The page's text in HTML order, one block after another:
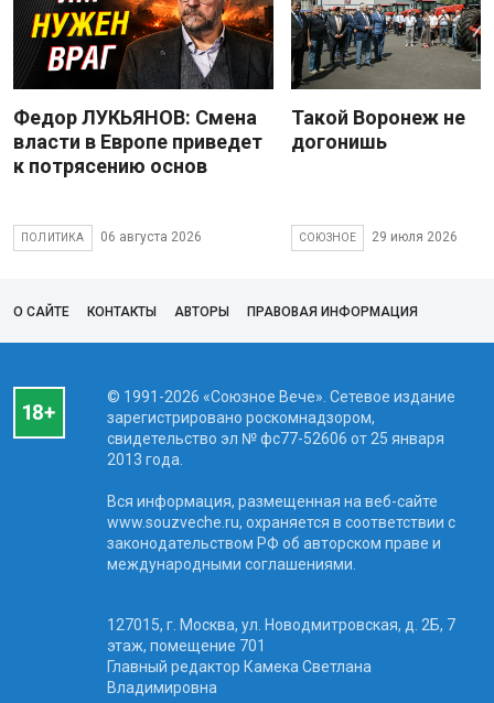
Федор ЛУКЬЯНОВ: Смена
власти в Европе приведет
к потрясению основ
ПОЛИТИКА 06 августа 2026
Такой Воронеж не
догонишь
СОЮЗНОЕ 29 июля 2026
О САЙТЕ КОНТАКТЫ АВТОРЫ ПРАВОВАЯ ИНФОРМАЦИЯ
© 1991-2026 «Союзное Вече». Сетевое издание
зарегистрировано роскомнадзором,
свидетельство эл № фc77-52606 от 25 января
2013 года.
Вся информация, размещенная на веб-сайте
www.souzveche.ru, охраняется в соответствии с
законодательством РФ об авторском праве и
международными соглашениями.
127015, г. Москва, ул. Новодмитровская, д. 2Б, 7
этаж, помещение 701
Главный редактор Камека Светлана
Владимировна